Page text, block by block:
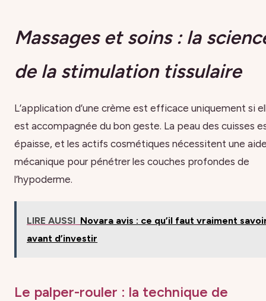
Massages et soins : la
de la stimulation tissulaire
L’application d’une crème est efficace uniquement si
est accompagnée du bon geste. La peau des cuisses
épaisse, et les actifs cosmétiques nécessitent une
mécanique pour pénétrer les couches profondes de
l’hypoderme.
LIRE AUSSI Novara avis : ce qu’il faut vraiment
avant d’investir
Le palper-rouler : la technique de